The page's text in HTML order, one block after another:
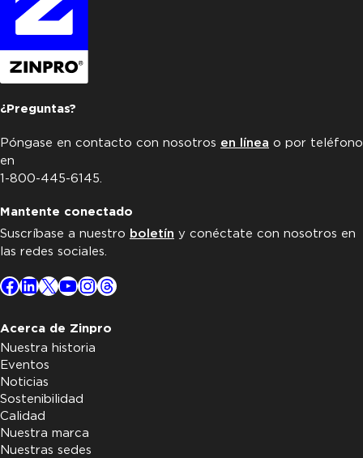
¿Preguntas?
Póngase en contacto con nosotros en línea o por teléfono
en
1-800-445-6145.
Mantente conectado
Suscríbase a nuestro boletín y conéctate con nosotros en
las redes sociales.
Facebook
LinkedIn
X YouTube
Instagram
Threads
Acerca de Zinpro
Nuestra historia
Eventos
Noticias
Sostenibilidad
Calidad
Nuestra marca
Nuestras sedes